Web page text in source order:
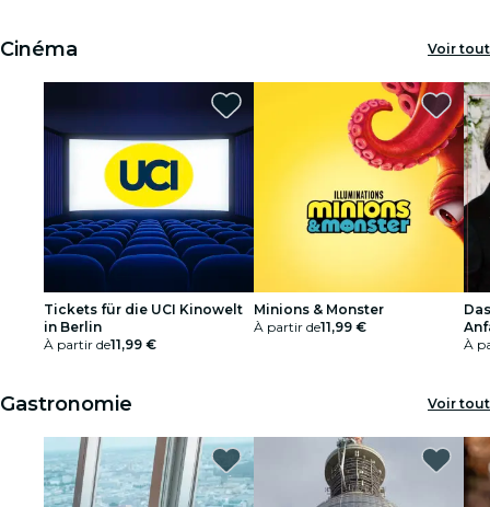
Cinéma Voir tout
Tickets für die UCI Kinowelt
in Berlin
À partir de11,99 €
Minions & Monster
À partir de11,99 €
À
Gastronomie Voir tout